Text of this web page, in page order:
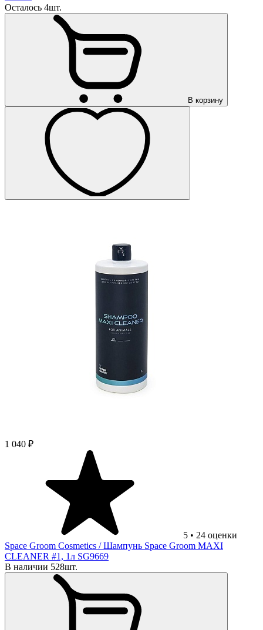
Осталось 4шт.
В корзину
1 040 ₽
5 • 24 оценки
Space Groom Cosmetics / Шампунь Space Groom MAXI
CLEANER #1, 1л SG9669
В наличии 528шт.